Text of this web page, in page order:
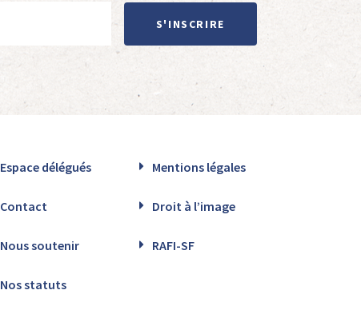
S'INSCRIRE
Espace délégués Mentions légales
Contact Droit à l’image
Nous soutenir RAFI-SF
Nos statuts